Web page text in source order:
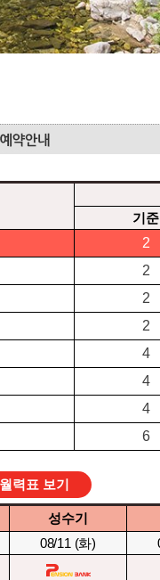
기준
2
2
2
2
4
4
4
6